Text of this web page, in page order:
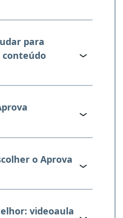
para
conteúdo
o Aprova
videoaula